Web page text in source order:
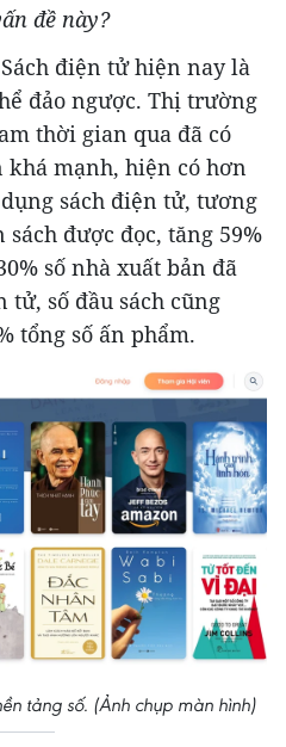
đề này?
Sách điện tử hiện nay là
đảo ngược. Thị trường
thời gian qua đã có
mạnh, hiện có hơn
sách điện tử, tương
được đọc, tăng 59%
số nhà xuất bản đã
số đầu sách cũng
tổng số ấn phẩm.
tảng số. (Ảnh chụp màn hình)